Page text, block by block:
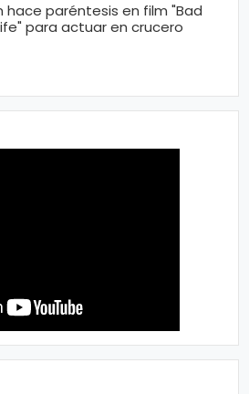
hace paréntesis en film "Bad
para actuar en crucero